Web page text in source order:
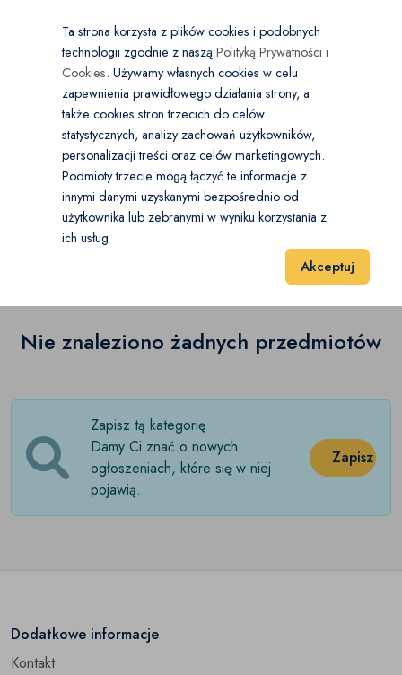
Wybierz kategorię
Środki ochrony
Maseczki(0)
Rękawiczki(0)
Żele antybakteryjne
×
Kraj PL
PLN
Zdrowie i Uroda Środki ochrony Żele antybakteryjne
Żele antybakteryjne (0)
20 60
Nie znaleziono żadnych przedmiotów
Zapisz tą kategorię
Damy Ci znać o nowych
ogłoszeniach, które się w niej
pojawią.
Zapisz
Dodatkowe informacje
Kontakt
Ta strona korzysta z plików cookies i podobnych
technologii zgodnie z nasząPolityką Prywatności i
Cookies. Używamy własnych cookies w celu
zapewnienia prawidłowego działania strony, a
także cookies stron trzecich do celów
statystycznych, analizy zachowań użytkowników,
personalizacji treści oraz celów marketingowych.
Podmioty trzecie mogą łączyć te informacje z
innymi danymi uzyskanymi bezpośrednio od
użytkownika lub zebranymi w wyniku korzystania z
ich usług
Akceptuj